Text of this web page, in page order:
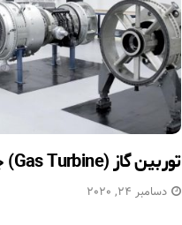
توربین گاز (Gas Turbine) چیست؟
دسامبر 24, 2020